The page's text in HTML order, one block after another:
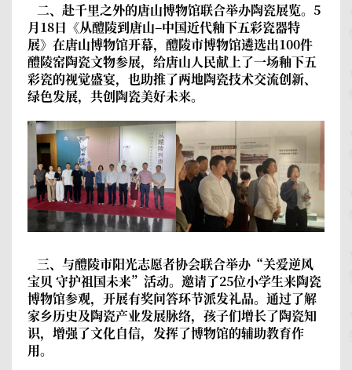
二、赴千里之外的唐山博物馆联合举办陶瓷展览。 5
月18日《从醴陵到唐山–中国近代釉下五彩瓷器特
展》在唐山博物馆开幕，醴陵市博物馆遴选出100件
醴陵窑陶瓷文物参展，给唐山人民献上了一场釉下五
彩瓷的视觉盛宴，也助推了两地陶瓷技术交流创新、
绿色发展，共创陶瓷美好未来。
三、与醴陵市阳光志愿者协会联合举办“关爱逆风
宝贝 守护祖国未来”活动。 邀请了25位小学生来陶瓷
博物馆参观，开展有奖问答环节派发礼品。通过了解
家乡历史及陶瓷产业发展脉络，孩子们增长了陶瓷知
识，增强了文化自信，发挥了博物馆的辅助教育作
用。